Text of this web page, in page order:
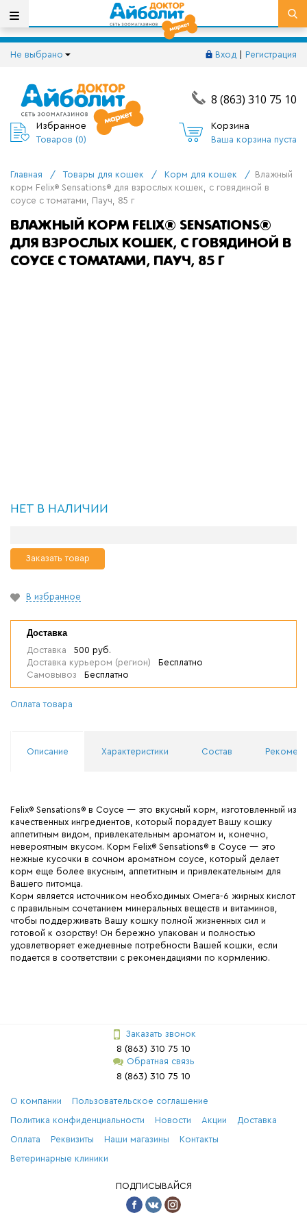
Не выбрано Вход Регистрация
8 (863) 310 75 10
Избранное
Товаров (0)
Корзина
Ваша корзина пуста
Главная / Товары для кошек / Корм для кошек /
Влажный
корм Felix® Sensations® для взрослых кошек, с говядиной в
соусе с томатами, Пауч, 85 г
ВЛАЖНЫЙ КОРМ FELIX® SENSATIONS®
ДЛЯ ВЗРОСЛЫХ КОШЕК, С ГОВЯДИНОЙ В
СОУСЕ С ТОМАТАМИ, ПАУЧ, 85 Г
НЕТ В НАЛИЧИИ
Заказать товар
В избранное
Доставка
Доставка
500 руб.
Доставка курьером (регион)
Бесплатно
Самовывоз
Бесплатно
Оплата товара
Описание Характеристики Состав
Felix® Sensations® в Соусе — это вкусный корм, изготовленный из
качественных ингредиентов, который порадует Вашу кошку
аппетитным видом, привлекательным ароматом и, конечно,
невероятным вкусом. Корм Felix® Sensations® в Соусе — это
нежные кусочки в сочном ароматном соусе, который делает
корм еще более вкусным, аппетитным и привлекательным для
Вашего питомца.
Корм является источником необходимых Омега-6 жирных кислот
с правильным сочетанием минеральных веществ и витаминов,
чтобы поддерживать Вашу кошку полной жизненных сил и
готовой к озорству! Он бережно упакован и полностью
удовлетворяет ежедневные потребности Вашей кошки, если
подается в соответствии с рекомендациями по кормлению.
Заказать звонок
8 (863) 310 75 10
Обратная связь
8 (863) 310 75 10
О компании Пользовательское соглашение
Политика конфиденциальности Новости Акции Доставка
Оплата Реквизиты Наши магазины Контакты
Ветеринарные клиники
ПОДПИСЫВАЙСЯ